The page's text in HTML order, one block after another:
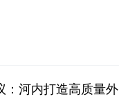
：河内打造高质量外